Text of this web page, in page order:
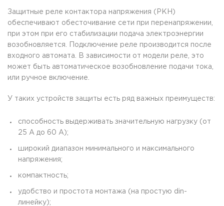
Защитные реле контактора напряжения (РКН)
обеспечивают обесточивание сети при перенапряжении,
при этом при его стабилизации подача электроэнергии
возобновляется. Подключение реле производится после
входного автомата. В зависимости от модели реле, это
может быть автоматическое возобновление подачи тока,
или ручное включение.
У таких устройств защиты есть ряд важных преимуществ:
способность выдерживать значительную нагрузку (от
25 А до 60 А);
широкий диапазон минимального и максимального
напряжения;
компактность;
удобство и простота монтажа (на простую din-
линейку);